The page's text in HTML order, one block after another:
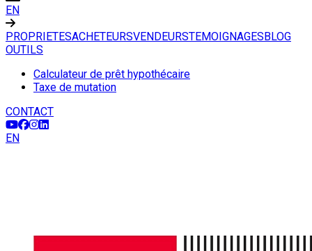
EN
PROPRIETESACHETEURSVENDEURSTEMOIGNAGESBLOG
OUTILS
Calculateur de prêt hypothécaire
Taxe de mutation
CONTACT
EN